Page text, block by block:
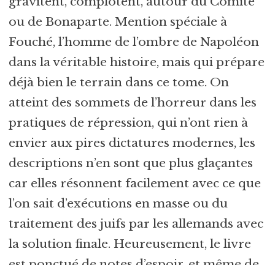
ou de Bonaparte. Mention spéciale à
Fouché, l’homme de l’ombre de Napoléon
dans la véritable histoire, mais qui prépare
déjà bien le terrain dans ce tome. On
atteint des sommets de l’horreur dans les
pratiques de répression, qui n’ont rien à
envier aux pires dictatures modernes, les
descriptions n’en sont que plus glaçantes
car elles résonnent facilement avec ce que
l’on sait d’exécutions en masse ou du
traitement des juifs par les allemands avec
la solution finale. Heureusement, le livre